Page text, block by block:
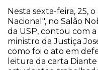
Nesta sexta-feira, 25,
Nacional", no Salão
da USP, contou com
ministro da Justiça
como foi o ato em
leitura da carta